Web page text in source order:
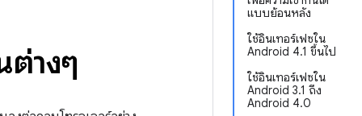
แบบย้อนหลัง
ใช้อินเทอร์เฟซใน
Android 4.1 ขึ้นไป
ใช้อินเทอร์เฟซใน
Android 3.1 ถึง
Android 4.0
างๆ